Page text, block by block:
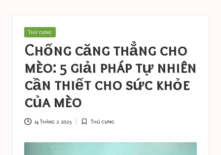
o
n
n
e
s
a
s
t
Posted
Thú cưng
Chống căng thẳng cho
mèo: 5 giải pháp tự nhiên
cần thiết cho sức khỏe
của mèo
14 Tháng 2 2025
Posted
Thú cưng